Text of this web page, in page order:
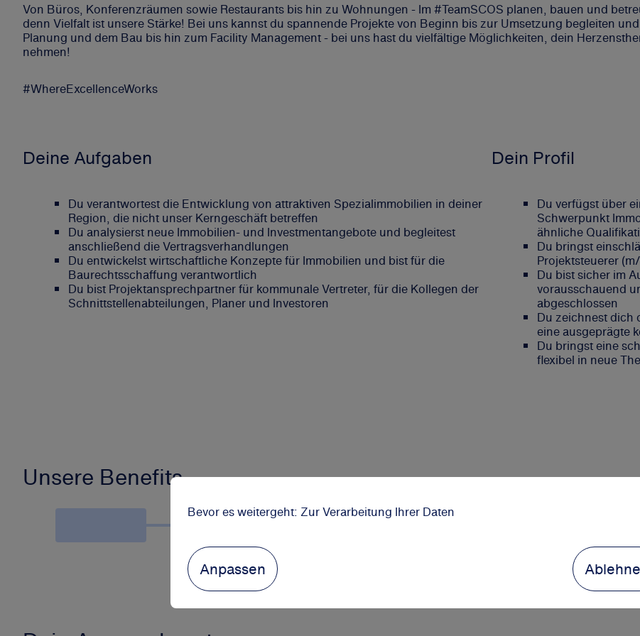
Bevor es weitergeht: Zur Verarbeitung Ihrer Daten
Anpassen
Von Büros, Konferenzräumen sowie Restaurants bis hin zu Wohnungen - Im #TeamSCOS planen, bauen und
denn Vielfalt ist unsere Stärke! Bei uns kannst du spannende Projekte von Beginn bis zur Umsetzung begleiten
Planung und dem Bau bis hin zum Facility Management - bei uns hast du vielfältige Möglichkeiten, dein
nehmen!
#WhereExcellenceWorks
Deine Aufgaben
Du verantwortest die Entwicklung von attraktiven Spezialimmobilien in deiner
Region, die nicht unser Kerngeschäft betreffen
Du analysierst neue Immobilien- und Investmentangebote und begleitest
anschließend die Vertragsverhandlungen
Du entwickelst wirtschaftliche Konzepte für Immobilien und bist für die
Baurechtsschaffung verantwortlich
Du bist Projektansprechpartner für kommunale Vertreter, für die Kollegen der
Schnittstellenabteilungen, Planer und Investoren
Dein Profil
Du verfügst über
Schwerpunkt
ähnliche
Du bringst
Projektsteuerer
Du bist sicher im
vorausschauend
abgeschlossen
Du zeichnest dich
eine ausgeprägte
Du bringst eine
flexibel in neue
Unsere Benefits